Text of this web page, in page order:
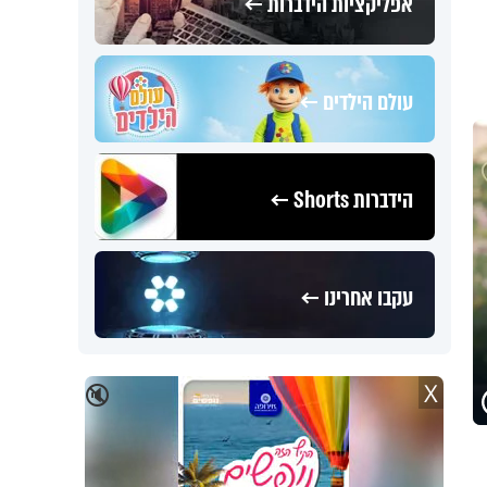
עולם הילדים ←
הידברות Shorts ←
עקבו אחרינו ←
🔇 X